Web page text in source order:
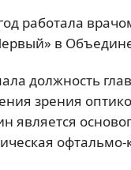
работала
в
должность
зрения
является
офтальмо-